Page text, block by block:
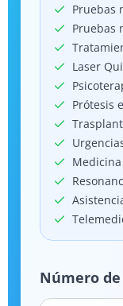
Pruebas
Pruebas
Laser
Prótesis
Número